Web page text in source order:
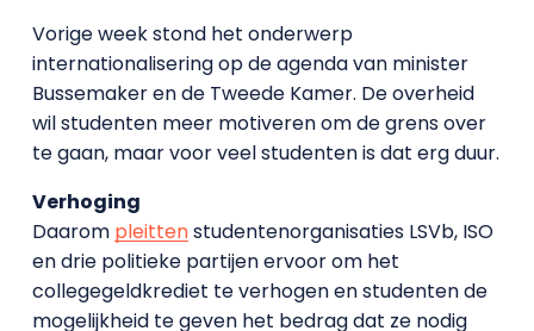
Vorige week stond het onderwerp
internationalisering op de agenda van minister
Bussemaker en de Tweede Kamer. De overheid
wil studenten meer motiveren om de grens over
te gaan, maar voor veel studenten is dat erg duur.
Verhoging
Daarom pleittenstudentenorganisaties LSVb, ISO
en drie politieke partijen ervoor om het
collegegeldkrediet te verhogen en studenten de
mogelijkheid te geven het bedrag dat ze nodig